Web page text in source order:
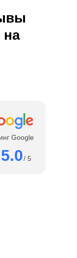
на
Google
5.0/ 5